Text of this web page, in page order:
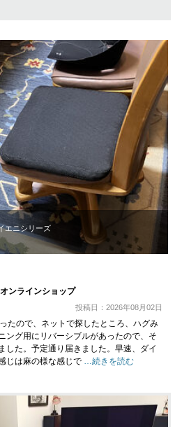
エニシリーズ
ンラインショップ
投稿日：2026年08月02日
たので、ネットで探したところ、ハグみ
ング用にリバーシブルがあったので、そ
した。予定通り届きました。早速、ダイ
じは麻の様な感じで …続きを読む